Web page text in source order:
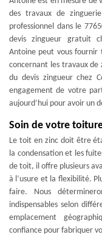
des travaux de
professionnel dans le
devis zingueur gratuit
Antoine peut vous fournir
concernant les travaux
du devis zingueur chez
engagement de votre
aujourd’hui pour avoir un
Soin de votre
Le toit en zinc doit être
la condensation et les
de toit, il offre plusieurs
à l’usure et la flexibilité.
faire. Nous
indispensables selon
emplacement
confiance pour fabriquer